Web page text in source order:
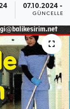
07.10.2024 -